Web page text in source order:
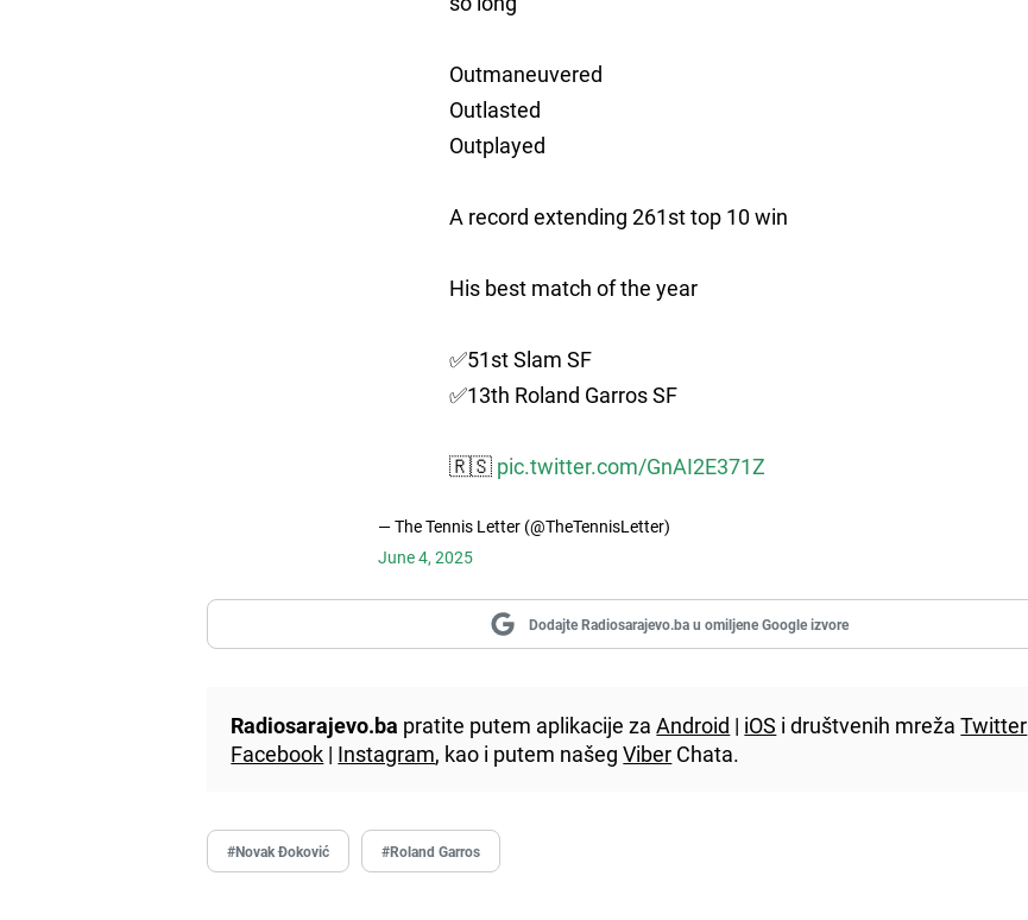
Outmaneuvered
Outlasted
Outplayed
A record extending 261st top 10 win
His best match of the year
✅51st Slam SF
✅13th Roland Garros SF
🇷🇸 pic.twitter.com/GnAI2E371Z
— The Tennis Letter (@TheTennisLetter)
June 4, 2025
Dodajte Radiosarajevo.ba u omiljene Google izvore
Radiosarajevo.ba pratite putem aplikacije zaAndroid | iOS i društvenih mrežaTwitter
Facebook | Instagram, kao i putem našegViber Chata.
#Novak Đoković #Roland Garros